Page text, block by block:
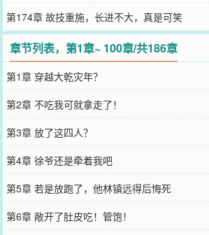
第174章 故技重施，长进不大，真是可笑
章节列表，第1章~ 100章/共186章
第1章 穿越大乾灾年？
第2章 不吃我可就拿走了！
第3章 放了这四人？
第4章 徐爷还是牵着我吧
第5章 若是放跑了，他林镇远得后悔死
第6章 敞开了肚皮吃！管饱！